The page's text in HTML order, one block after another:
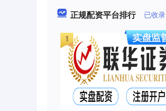
正规配资平台排行 已收录